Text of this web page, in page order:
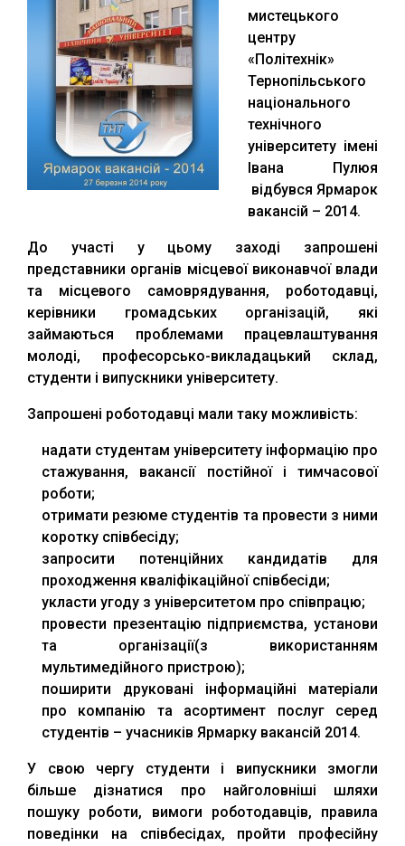
мистецького
центру
«Політехнік»
Тернопільського
національного
технічного
університету імені
Івана Пулюя
відбувся Ярмарок
вакансій – 2014.
До участі у цьому заході запрошені
представники органів місцевої виконавчої влади
та місцевого самоврядування, роботодавці,
керівники громадських організацій, які
займаються проблемами працевлаштування
молоді, професорсько-викладацький склад,
студенти і випускники університету.
Запрошені роботодавці мали таку можливість:
надати студентам університету інформацію про
стажування, вакансії постійної і тимчасової
роботи;
отримати резюме студентів та провести з ними
коротку співбесіду;
запросити потенційних кандидатів для
проходження кваліфікаційної співбесіди;
укласти угоду з університетом про співпрацю;
провести презентацію підприємства, установи
та організації(з використанням
мультимедійного пристрою);
поширити друковані інформаційні матеріали
про компанію та асортимент послуг серед
студентів – учасників Ярмарку вакансій 2014.
У свою чергу студенти і випускники змогли
більше дізнатися про найголовніші шляхи
пошуку роботи, вимоги роботодавців, правила
поведінки на співбесідах, пройти професійну